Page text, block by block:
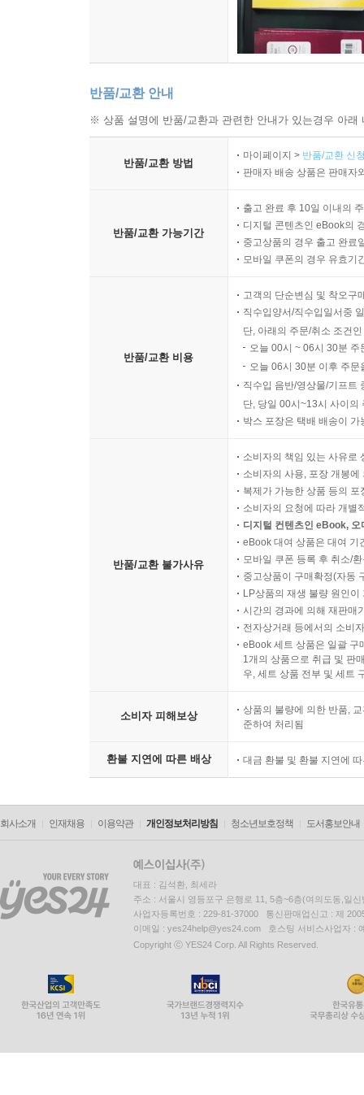
반품/교환 안내
※ 상품 설명에 반품/교환과 관련한 안내가 있는경우 아
반품/교환 방법
마이페이지 > 반품/교환 신
판매자 배송 상품은 판매자
반품/교환 가능기간
출고 완료 후 10일 이내의
디지털 콘텐츠인 eBook의
중고상품의 경우 출고 완료
모바일 쿠폰의 경우 유효기
반품/교환 비용
고객의 단순변심 및 착오구
직수입양서/직수입일서중
단, 아래의 주문/취소 조건
오늘 00시 ~ 06시 30분
오늘 06시 30분 이후 주
직수입 음반/영상물/기프트
단, 당일 00시~13시 사이의
박스 포장은 택배 배송이
반품/교환 불가사유
소비자의 책임 있는 사유로
소비자의 사용, 포장 개봉
복제가 가능한 상품 등의
소비자의 요청에 따라 개별
디지털 컨텐츠인 eBook,
eBook 대여 상품은 대여 기
모바일 쿠폰 등록 후 취소/
중고상품이 구매확정(자동
LP상품의 재생 불량 원인
시간의 경과에 의해 재판매
전자상거래 등에서의 소비
eBook 세트 상품은 일괄 구
1개의 상품으로 취급 및 판
우, 세트 상품 전부 및 세트
소비자 피해보상
상품의 불량에 의한 반품,
준하여 처리됨
환불 지연에 따른 배상 대금 환불 및 환불 지연에
회사소개 인재채용 이용약관 개인정보처리방침 청소년보호정책 도서홍보안내
대표 : 김석환, 최세라
주소 : 서울시 영등포구 은행로 11, 5층~6층(여의도동,일신
사업자등록번호 : 229-81-37000 통신판매업신고 : 제
이메일 : yes24help@yes24.com 호스팅 서비스사업자 :
Copyright ⓒ YES24 Corp. All Rights Reserved.